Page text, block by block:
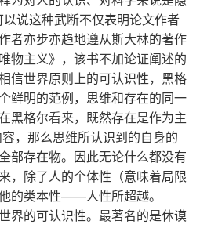
说这种武断不仅表明论文作者
者亦步亦趋地遵从斯大林的著作
物主义》，该书不加论证阐述的
信世界原则上的可认识性，黑格
鲜明的范例，思维和存在的同一
黑格尔看来，既然存在是作为主
，那么思维所认识到的自身的
部存在物。因此无论什么都没有
，除了人的个体性（意味着局限
他的类本性——人性所超越。
界的可认识性。最著名的是休谟